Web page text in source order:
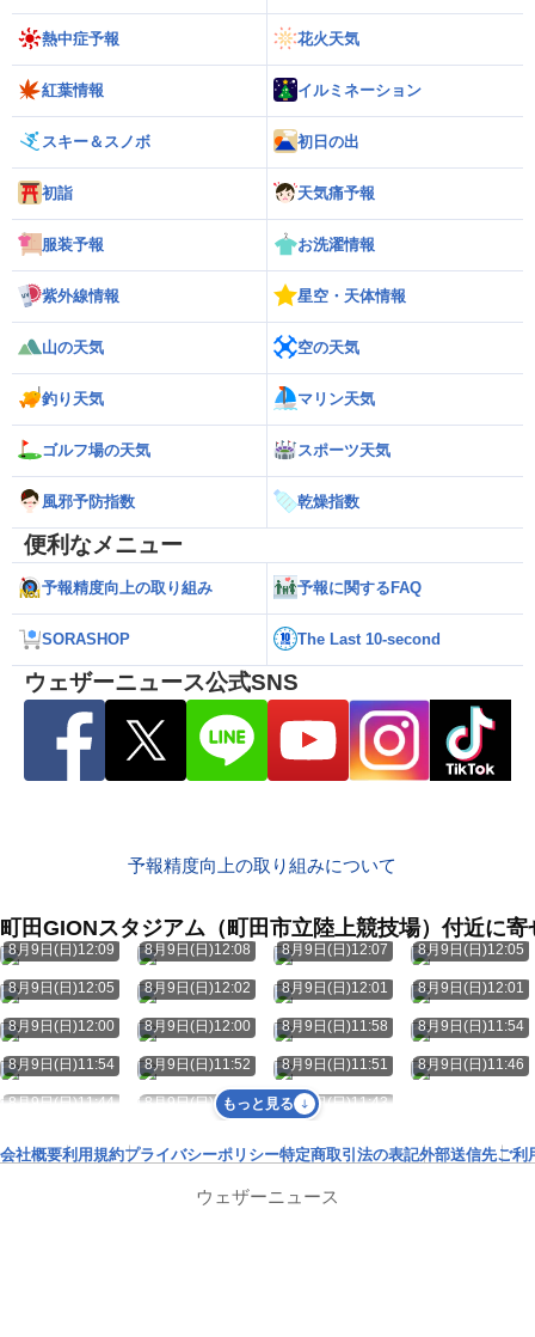
熱中症予報 花火天気
紅葉情報 イルミネーション
スキー＆スノボ 初日の出
初詣 天気痛予報
服装予報 お洗濯情報
紫外線情報 星空・天体情報
山の天気 空の天気
釣り天気 マリン天気
ゴルフ場の天気 スポーツ天気
風邪予防指数 乾燥指数
便利なメニュー
予報精度向上の取り組み 予報に関するFAQ
SORASHOP The Last 10-second
ウェザーニュース公式SNS
予報精度向上の取り組みについて
町田GIONスタジアム（町田市立陸上競技場）付近に
8月9日(日)12:09 8月9日(日)12:08 8月9日(日)12:07 8月9日(日)12:05
8月9日(日)12:05 8月9日(日)12:02 8月9日(日)12:01 8月9日(日)12:01
8月9日(日)12:00 8月9日(日)12:00 8月9日(日)11:58 8月9日(日)11:54
8月9日(日)11:54 8月9日(日)11:52 8月9日(日)11:51 8月9日(日)11:46
8月9日(日)11:44 8月9日(日)11:44 8月9日(日)11:43
もっと見る
会社概要利用規約プライバシーポリシー特定商取引法の表記外部送信先ご利
ウェザーニュース